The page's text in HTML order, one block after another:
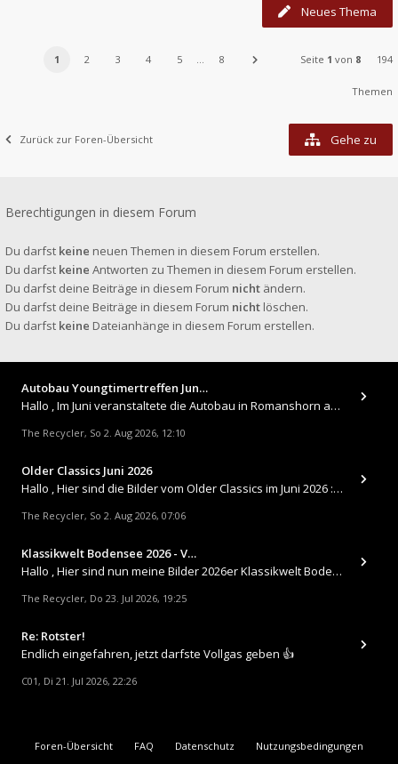
Neues Thema
1 2 3 4 5 … 8 Seite 1 von 8 194
Themen
Zurück zur Foren-Übersicht Gehe zu
Berechtigungen in diesem Forum
Du darfst keine neuen Themen in diesem Forum erstellen.
Du darfst keine Antworten zu Themen in diesem Forum erstellen.
Du darfst deine Beiträge in diesem Forum nicht ändern.
Du darfst deine Beiträge in diesem Forum nicht löschen.
Du darfst keine Dateianhänge in diesem Forum erstellen.
Autobau Youngtimertreffen Jun…
Hallo , Im Juni veranstaltete die Autobau in Romanshorn auf ihrem Gelände ein kleines Youngtimertreffen : https://up.
The Recycler, So 2. Aug 2026, 12:10
Older Classics Juni 2026
​Hallo , Hier sind die Bilder vom Older Classics im Juni 2026 : https://up.picr.de/51155940wd.jpg https://up.pic
The Recycler, So 2. Aug 2026, 07:06
Klassikwelt Bodensee 2026 - V…
Hallo , Hier sind nun meine Bilder 2026er Klassikwelt Bodensee 😀 https://up.picr.de/51125547rb.jpg https://up.pi
The Recycler, Do 23. Jul 2026, 19:25
Re: Rotster!
Endlich eingefahren, jetzt darfste Vollgas geben 👍
C01, Di 21. Jul 2026, 22:26
Foren-Übersicht FAQ Datenschutz Nutzungsbedingungen